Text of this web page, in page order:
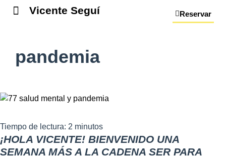
Vicente Seguí Reservar
pandemia
Tiempo de lectura: 2 minutos
¡HOLA VICENTE! BIENVENIDO UNA
SEMANA MÁS A LA CADENA SER PARA